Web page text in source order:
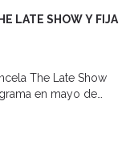
LATE SHOW Y FIJA
The Late Show
en mayo de
David Letterman,